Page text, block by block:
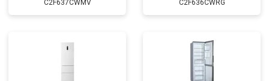
C2F637CWMV C2F636CWRG